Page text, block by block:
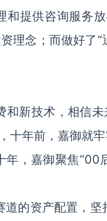
提供咨询服务
理念；而做好了
新技术，相信
十年前，嘉御就
，嘉御聚焦“00
的资产配置，坚